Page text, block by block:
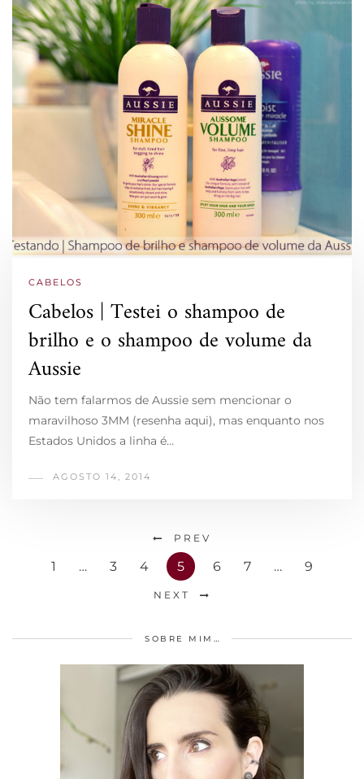
CABELOS
Cabelos | Testei o shampoo de
brilho e o shampoo de volume da
Aussie
Não tem falarmos de Aussie sem mencionar o
maravilhoso 3MM (resenha aqui), mas enquanto nos
Estados Unidos a linha é…
AGOSTO 14, 2014
PREV
1 … 3 4 5 6 7 … 9
NEXT
SOBRE MIM…